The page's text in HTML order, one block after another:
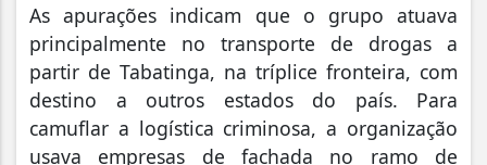
As apurações indicam que o grupo atuava
principalmente no transporte de drogas a
partir de Tabatinga, na tríplice fronteira, com
destino a outros estados do país. Para
camuflar a logística criminosa, a organização
usava empresas de fachada no ramo de